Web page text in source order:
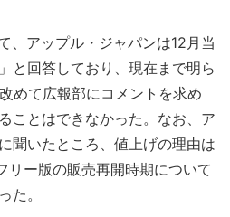
、アップル・ジャパンは12月当
と回答しており、現在まで明ら
めて広報部にコメントを求め
ことはできなかった。なお、ア
聞いたところ、値上げの理由は
リー版の販売再開時期について
た。